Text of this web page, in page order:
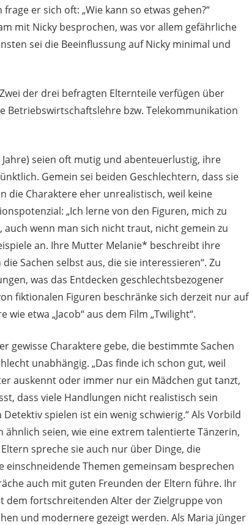
er sich oft: „Wie kann so etwas gehen?“
mit Nicky besprochen, was vor allem gefährliche
sei die Beeinflussung auf Nicky minimal und
der drei befragten Elternteile verfügen über
Betriebswirtschaftslehre bzw. Telekommunikation
seien oft mutig und abenteuerlustig, ihre
Gemein sei beiden Geschlechtern, dass sie
die Charaktere eher unrealistisch, weil keine
„Ich lerne von den Figuren, mich zu
wenn man sich nicht traut, nicht gemein zu
an. Ihre Mutter Melanie* beschreibt ihre
Sachen selbst aus, die sie interessieren“. Zu
was das Entdecken geschlechtsbezogener
fiktionalen Figuren beschränke sich derzeit nur auf
etwa „Jacob“ aus dem Film „Twilight“.
gewisse Charaktere gebe, die bestimmte Sachen
unabhängig. „Das finde ich schon gut, weil
auskennt oder immer nur ein Mädchen gut tanzt,
dass viele Handlungen nicht realistisch sein
spielen ist ein wenig schwierig.“ Als Vorbild
seien, wie eine extrem talentierte Tänzerin,
spreche sie auch nur über Dinge, die
Themen gemeinsam besprechen
auch mit guten Freunden der Eltern führe. Ihr
dem fortschreitenden Alter der Zielgruppe von
und modernere gezeigt werden. Als Maria jünger